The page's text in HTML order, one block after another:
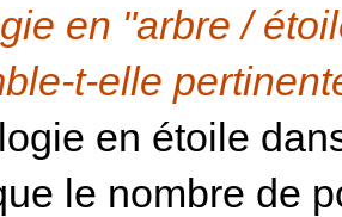
en "arbre /
t-elle pe
en étoile
le nombre de